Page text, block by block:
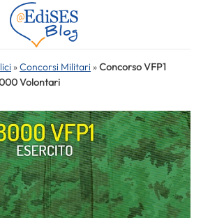
»Concorsi Militari »Concorso VFP1
Volontari